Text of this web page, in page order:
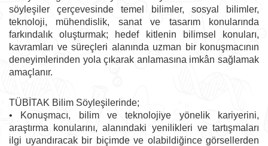
söyleşiler çerçevesinde temel bilimler, sosyal bilimler,
teknoloji, mühendislik, sanat ve tasarım konularında
farkındalık oluşturmak; hedef kitlenin bilimsel konuları,
kavramları ve süreçleri alanında uzman bir konuşmacının
deneyimlerinden yola çıkarak anlamasına imkân sağlamak
amaçlanır.
TÜBİTAK Bilim Söyleşilerinde;
• Konuşmacı, bilim ve teknolojiye yönelik kariyerini,
araştırma konularını, alanındaki yenilikleri ve tartışmaları
ilgi uyandıracak bir biçimde ve olabildiğince görsellerden